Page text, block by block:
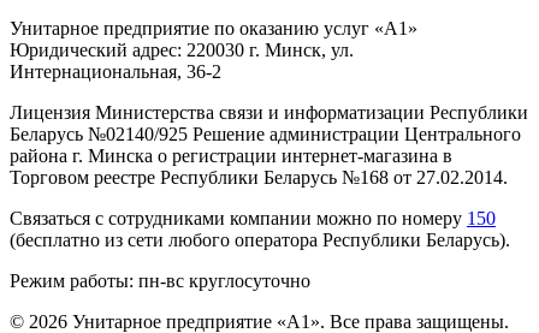
Унитарное предприятие по оказанию услуг «А1»
Юридический адрес: 220030 г. Минск, ул.
Интернациональная, 36-2
Лицензия Министерства связи и информатизации Республики
Беларусь №02140/925 Решение администрации Центрального
района г. Минска о регистрации интернет-магазина в
Торговом реестре Республики Беларусь №168 от 27.02.2014.
Связаться с сотрудниками компании можно по номеру 150
(бесплатно из сети любого оператора Республики Беларусь).
Режим работы: пн-вс круглосуточно
© 2026 Унитарное предприятие «А1». Все права защищены.